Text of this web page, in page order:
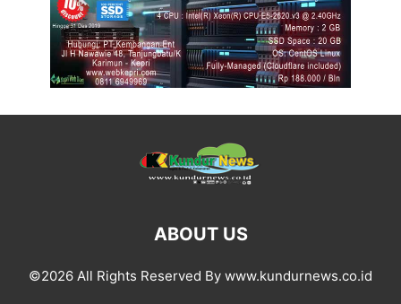
ABOUT US
©2026 All Rights Reserved By www.kundurnews.co.id